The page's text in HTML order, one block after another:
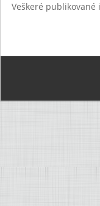
Veškeré